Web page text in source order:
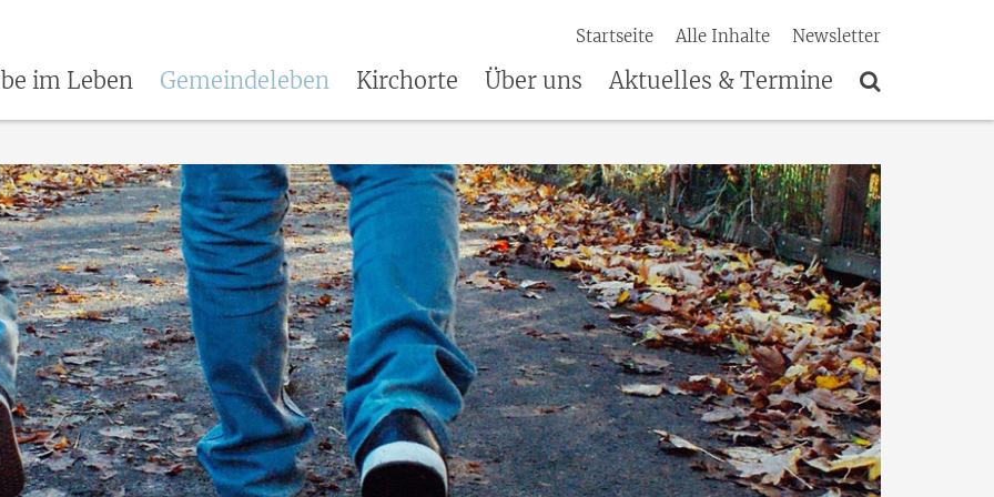
Startseite
Alle Inhalte Newsletter
im Leben Gemeindeleben Kirchorte Über uns Aktuelles & Termine